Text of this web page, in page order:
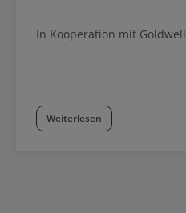
In Kooperation mit Goldwell
Weiterlesen